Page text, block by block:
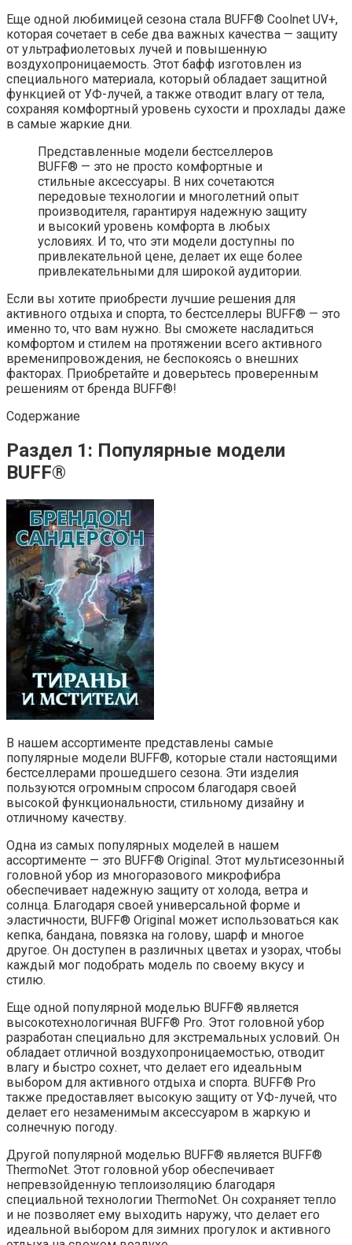
Еще одной любимицей сезона стала BUFF® Coolnet UV+,
которая сочетает в себе два важных качества — защиту
от ультрафиолетовых лучей и повышенную
воздухопроницаемость. Этот бафф изготовлен из
специального материала, который обладает защитной
функцией от УФ-лучей, а также отводит влагу от тела,
сохраняя комфортный уровень сухости и прохлады даже
в самые жаркие дни.
Представленные модели бестселлеров
BUFF® — это не просто комфортные и
стильные аксессуары. В них сочетаются
передовые технологии и многолетний опыт
производителя, гарантируя надежную защиту
и высокий уровень комфорта в любых
условиях. И то, что эти модели доступны по
привлекательной цене, делает их еще более
привлекательными для широкой аудитории.
Если вы хотите приобрести лучшие решения для
активного отдыха и спорта, то бестселлеры BUFF® — это
именно то, что вам нужно. Вы сможете насладиться
комфортом и стилем на протяжении всего активного
временипровождения, не беспокоясь о внешних
факторах. Приобретайте и доверьтесь проверенным
решениям от бренда BUFF®!
Содержание
Раздел 1: Популярные модели
BUFF®
В нашем ассортименте представлены самые
популярные модели BUFF®, которые стали настоящими
бестселлерами прошедшего сезона. Эти изделия
пользуются огромным спросом благодаря своей
высокой функциональности, стильному дизайну и
отличному качеству.
Одна из самых популярных моделей в нашем
ассортименте — это BUFF® Original. Этот мультисезонный
головной убор из многоразового микрофибра
обеспечивает надежную защиту от холода, ветра и
солнца. Благодаря своей универсальной форме и
эластичности, BUFF® Original может использоваться как
кепка, бандана, повязка на голову, шарф и многое
другое. Он доступен в различных цветах и узорах, чтобы
каждый мог подобрать модель по своему вкусу и
стилю.
Еще одной популярной моделью BUFF® является
высокотехнологичная BUFF® Pro. Этот головной убор
разработан специально для экстремальных условий. Он
обладает отличной воздухопроницаемостью, отводит
влагу и быстро сохнет, что делает его идеальным
выбором для активного отдыха и спорта. BUFF® Pro
также предоставляет высокую защиту от УФ-лучей, что
делает его незаменимым аксессуаром в жаркую и
солнечную погоду.
Другой популярной моделью BUFF® является BUFF®
ThermoNet. Этот головной убор обеспечивает
непревзойденную теплоизоляцию благодаря
специальной технологии ThermoNet. Он сохраняет тепло
и не позволяет ему выходить наружу, что делает его
идеальной выбором для зимних прогулок и активного